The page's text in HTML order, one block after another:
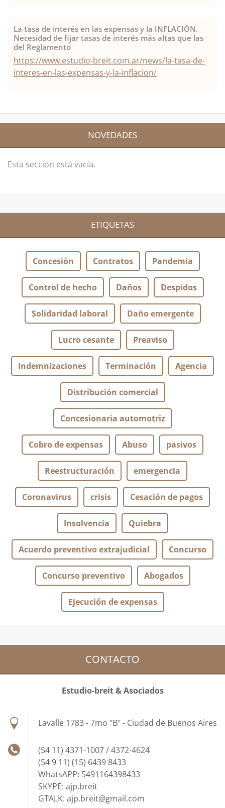
La tasa de interés en las expensas y la INFLACIÓN.
Necesidad de fijar tasas de interés más altas que las
del Reglamento
https://www.estudio-breit.com.ar/news/la-tasa-de-
interes-en-las-expensas-y-la-inflacion/
NOVEDADES
Esta sección está vacía.
ETIQUETAS
Concesión Contratos Pandemia
Control de hecho Daños Despidos
Solidaridad laboral Daño emergente
Lucro cesante Preaviso
Indemnizaciones Terminación Agencia
Distribución comercial
Concesionaria automotriz
Cobro de expensas Abuso pasivos
Reestructuración emergencia
Coronavirus crisis Cesación de pagos
Insolvencia Quiebra
Acuerdo preventivo extrajudicial Concurso
Concurso preventivo Abogados
Ejecución de expensas
CONTACTO
Estudio-breit & Asociados
Lavalle 1783 - 7mo "B" - Ciudad de Buenos Aires
(54 11) 4371-1007 / 4372-4624
(54 9 11) (15) 6439 8433
WhatsAPP: 5491164398433
SKYPE: ajp.breit
GTALK: ajp.breit@gmail.com